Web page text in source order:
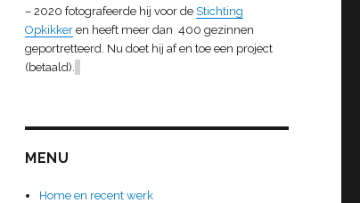
– 2020 fotografeerde hij voor de Stichting
Opkikkeren heeft meer dan 400 gezinnen
geportretteerd. Nu doet hij af en toe een project
(betaald).
MENU
Home en recent werk